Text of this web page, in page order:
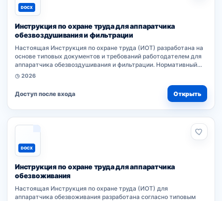
DOCX
Инструкция по охране труда для аппаратчика
обезвоздушивания и фильтрации
Настоящая Инструкция по охране труда (ИОТ) разработана на
основе типовых документов и требований работодателем для
аппаратчика обезвоздушивания и фильтрации. Нормативный
акт устанавливает правила безопасности при выполнении
◷ 2026
Доступ после входа Открыть
DOCX
Инструкция по охране труда для аппаратчика
обезвоживания
Настоящая Инструкция по охране труда (ИОТ) для
аппаратчика обезвоживания разработана согласно типовым